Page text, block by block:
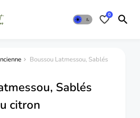
0
Boussou Latmessou, Sablés
Sablés
citron